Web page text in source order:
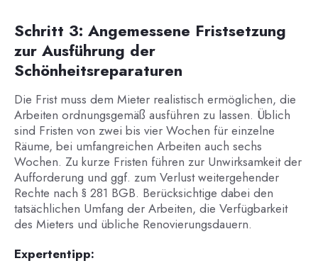
Schritt 3: Angemessene Fristsetzung
zur Ausführung der
Schönheitsreparaturen
Die Frist muss dem Mieter realistisch ermöglichen, die
Arbeiten ordnungsgemäß ausführen zu lassen. Üblich
sind Fristen von zwei bis vier Wochen für einzelne
Räume, bei umfangreichen Arbeiten auch sechs
Wochen. Zu kurze Fristen führen zur Unwirksamkeit der
Aufforderung und ggf. zum Verlust weitergehender
Rechte nach § 281 BGB. Berücksichtige dabei den
tatsächlichen Umfang der Arbeiten, die Verfügbarkeit
des Mieters und übliche Renovierungsdauern.
Expertentipp: